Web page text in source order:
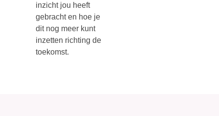
inzicht jou heeft
gebracht en hoe je
dit nog meer kunt
inzetten richting de
toekomst.